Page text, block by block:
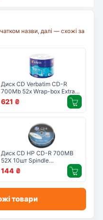
назви, далі — схожі за
Диск CD Verbatim CD-R
700Mb 52x Wrap-box Extra
(43787)
621 ₴
Диск CD HP CD-R 700MB
52X 10шт Spindle
(69308/CRE00019-3)
144 ₴
товари